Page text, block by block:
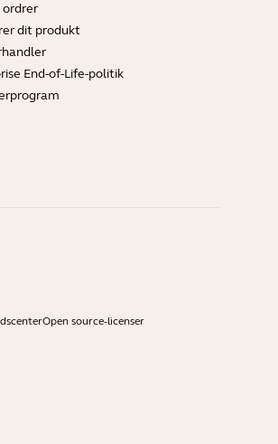
ordrer
dit produkt
End-of-Life-politik
Open source-licenser